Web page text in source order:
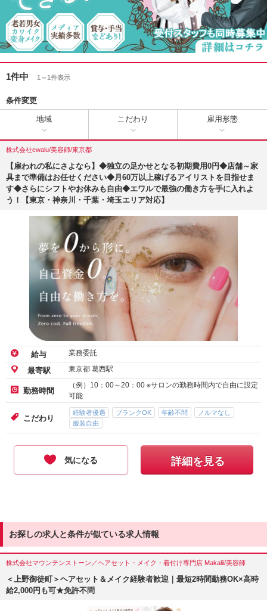
1件中 1～1件表示
条件変更
地域 こだわり 雇用形態
株式会社ewalu/美容師/東京都
【雇われの私にさよなら】◆独立の足かせとなる初期費用0円◆店舗～家
具まで準備はお任せください◆月60万以上稼げるアイリストを目指せま
す◆さらにシフトやお休みも自由◆エワルで最強の働き方を手に入れよ
う！【東京・神奈川・千葉・埼玉エリア対応】
給与 業務委託
最寄駅 東京都 葛西駅
勤務時間
（例）10：00～20：00 ※サロンの勤務時間内で自由に設定
可能
こだわり
経験者優遇 ブランクOK 年齢不問
ノルマなし
服装自由
気になる 詳細を見る
お探しの求人と条件が似ている求人情報
株式会社マウンテンストーン／ヘアセット・メイク・着付け専門店 Makalii/美容師
＜上野御徒町＞ヘアセット＆メイク経験者歓迎｜最短2時間勤務OK×高時
給2,000円も可★免許不問